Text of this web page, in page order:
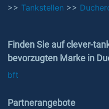
>> Tankstellen >>
Finden Sie auf clever-
bevorzugten Marke in
bft
Partnerangebote